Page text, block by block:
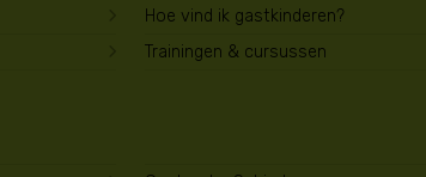
Hoe vind ik gastkinderen?
Trainingen & cursussen